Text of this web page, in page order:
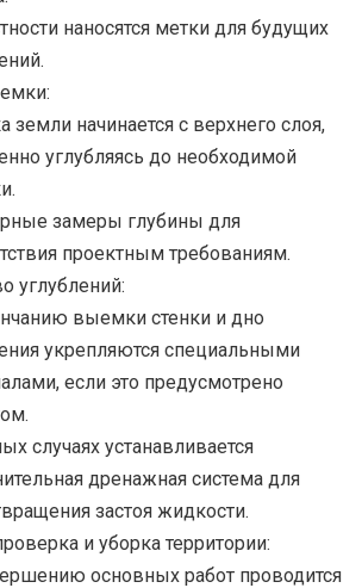
наносятся метки для будущих
земли начинается с верхнего слоя,
углубляясь до необходимой
замеры глубины для
проектным требованиям.
углублений:
выемки стенки и дно
укрепляются специальными
если это предусмотрено
случаях устанавливается
дренажная система для
застоя жидкости.
и уборка территории:
основных работ проводится